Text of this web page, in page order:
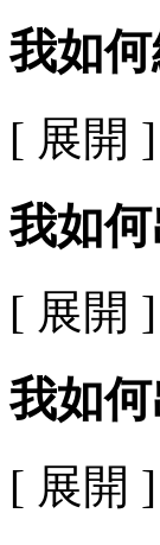
我如
[ 展開 ]
我如
[ 展開 ]
我如
[ 展開 ]